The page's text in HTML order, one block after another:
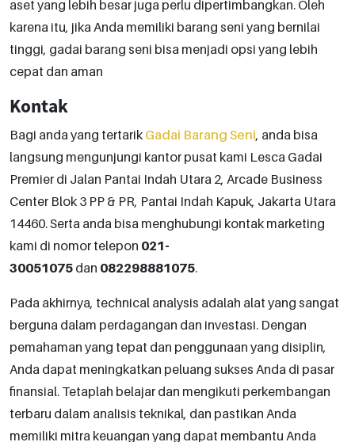
aset yang lebih besar juga perlu dipertimbangkan. Oleh
karena itu, jika Anda memiliki barang seni yang bernilai
tinggi, gadai barang seni bisa menjadi opsi yang lebih
cepat dan aman
Kontak
Bagi anda yang tertarik Gadai Barang Seni, anda bisa
langsung mengunjungi kantor pusat kami Lesca Gadai
Premier di Jalan Pantai Indah Utara 2, Arcade Business
Center Blok 3 PP & PR, Pantai Indah Kapuk, Jakarta Utara
14460. Serta anda bisa menghubungi kontak marketing
kami di nomor telepon 021-
30051075 dan 082298881075.
Pada akhirnya, technical analysis adalah alat yang sangat
berguna dalam perdagangan dan investasi. Dengan
pemahaman yang tepat dan penggunaan yang disiplin,
Anda dapat meningkatkan peluang sukses Anda di pasar
finansial. Tetaplah belajar dan mengikuti perkembangan
terbaru dalam analisis teknikal, dan pastikan Anda
memiliki mitra keuangan yang dapat membantu Anda